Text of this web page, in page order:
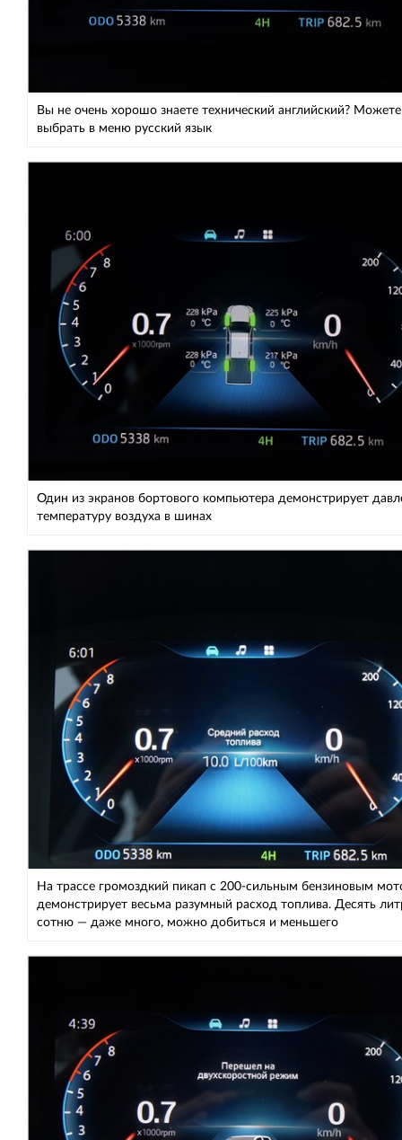
Вы не очень хорошо знаете технический английский? Можете
выбрать в меню русский язык
Один из экранов бортового компьютера демонстрирует
температуру воздуха в шинах
На трассе громоздкий пикап с 200-сильным бензиновым
демонстрирует весьма разумный расход топлива. Десять
сотню — даже много, можно добиться и меньшего